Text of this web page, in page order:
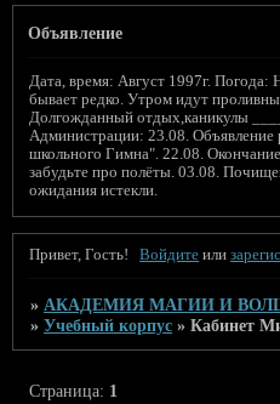
Объявление
Дата, время: Август 1997г. Погода:
бывает редко. Утром идут
Долгожданный отдых,каникулы
Администрации: 23.08. Объявление
школьного Гимна". 22.08.
забудьте про полёты. 03.08.
ожидания истекли.
Привет, Гость! Войдите или
» АКАДЕМИЯ МАГИИ И
»Учебный корпус »Кабинет
Страница: 1